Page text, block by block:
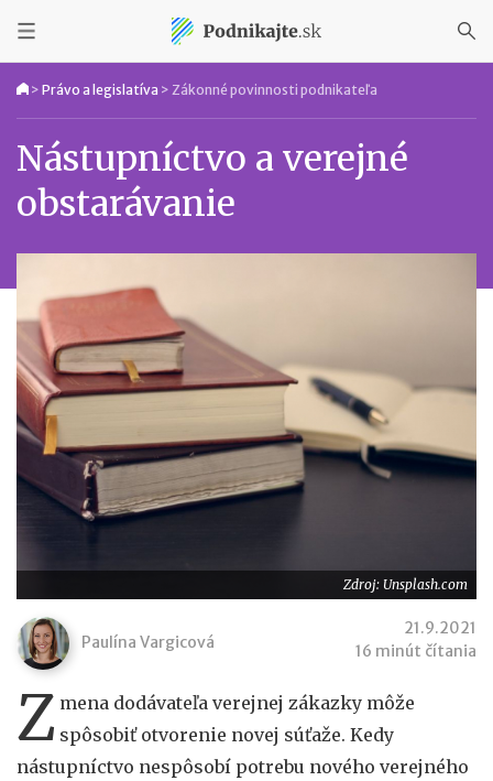
> Právo a legislatíva > Zákonné povinnosti podnikateľa
Nástupníctvo a verejné
obstarávanie
Zdroj: Unsplash.com
Paulína Vargicová
21.9.2021
16 minút čítania
Z mena dodávateľa verejnej zákazky môže
spôsobiť otvorenie novej súťaže. Kedy
nástupníctvo nespôsobí potrebu nového verejného